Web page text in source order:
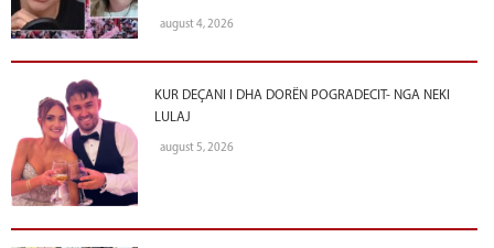
august 4, 2026
KUR DEÇANI I DHA DORËN POGRADECIT- NGA NEKI
LULAJ
august 5, 2026